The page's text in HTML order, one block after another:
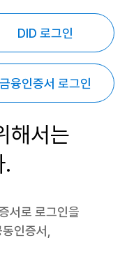
DID 로그인
금융인증서 로그인
해서는
서로 로그인을
인증서,